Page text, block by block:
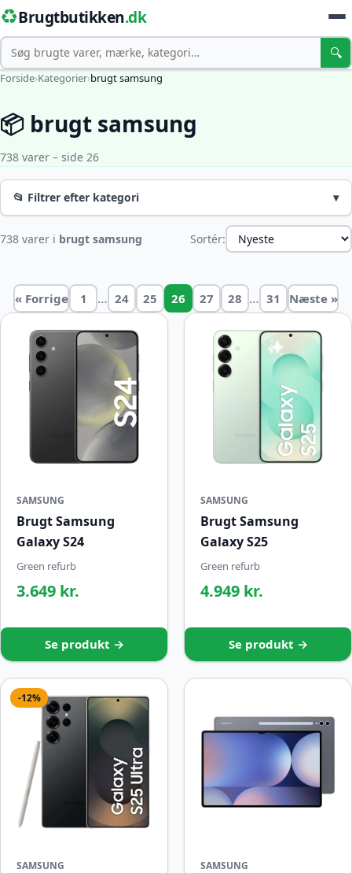
♻️Brugtbutikken.dk
Søg 🔍
Forside›Kategorier›brugt samsung
📦 brugt samsung
738 varer – side 26
📂 Filtrer efter kategori ▾
738 varer i brugt samsung Sortér:
« Forrige 1 … 24 25 26 27 28 … 31 Næste »
SAMSUNG
Brugt Samsung
Galaxy S24
Green refurb
3.649 kr.
Se produkt →
SAMSUNG
Brugt Samsung
Galaxy S25
Green refurb
4.949 kr.
Se produkt →
-12%
SAMSUNG SAMSUNG